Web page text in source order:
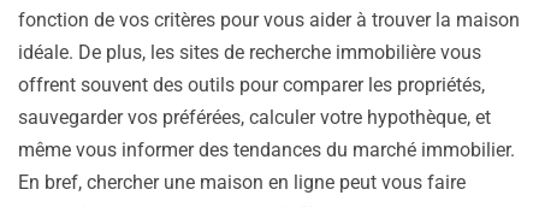
fonction de vos critères pour vous aider à trouver la maison
idéale. De plus, les sites de recherche immobilière vous
offrent souvent des outils pour comparer les propriétés,
sauvegarder vos préférées, calculer votre hypothèque, et
même vous informer des tendances du marché immobilier.
En bref, chercher une maison en ligne peut vous faire